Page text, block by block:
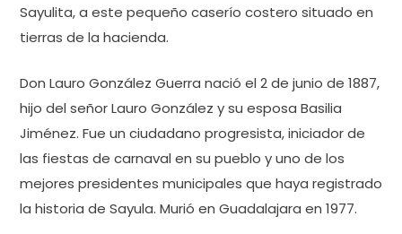
Sayulita, a este pequeño caserío costero situado en
tierras de la hacienda.
Don Lauro González Guerra nació el 2 de junio de 1887,
hijo del señor Lauro González y su esposa Basilia
Jiménez. Fue un ciudadano progresista, iniciador de
las fiestas de carnaval en su pueblo y uno de los
mejores presidentes municipales que haya registrado
la historia de Sayula. Murió en Guadalajara en 1977.